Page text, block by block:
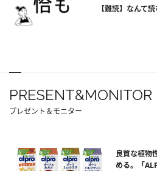
【難読】なんて
PRESENT&MONITOR
プレゼント＆モニター
良質な植物
める。「